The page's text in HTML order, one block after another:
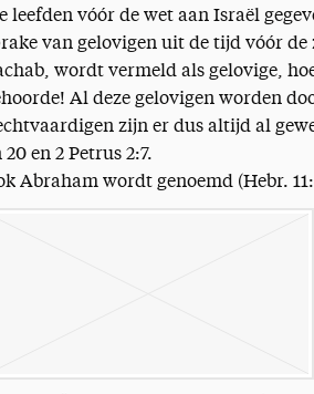
leefden vóór de wet aan Israël
van gelovigen uit de tijd vóór
wordt vermeld als gelovige,
Al deze gelovigen worden
zijn er dus altijd al
20 en 2 Petrus 2:7.
Abraham wordt genoemd (Hebr.